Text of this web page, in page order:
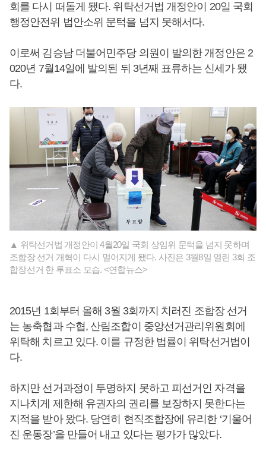
회를 다시 떠돌게 됐다. 위탁선거법 개정안이 20일 국회
행정안전위 법안소위 문턱을 넘지 못해서다.
이로써 김승남 더불어민주당 의원이 발의한 개정안은 2
020년 7월14일에 발의된 뒤 3년째 표류하는 신세가 됐
다.
▲ 위탁선거법 개정안이 4월20일 국회 상임위 문턱을 넘지 못하며
조합장 선거 개혁이 다시 멀어지게 됐다. 사진은 3월8일 열린 3회 조
합장선거 한 투표소 모습. <연합뉴스>
2015년 1회부터 올해 3월 3회까지 치러진 조합장 선거
는 농축협과 수협, 산림조합이 중앙선거관리위원회에
위탁해 치르고 있다. 이를 규정한 법률이 위탁선거법이
다.
하지만 선거과정이 투명하지 못하고 피선거인 자격을
지나치게 제한해 유권자의 권리를 보장하지 못한다는
지적을 받아 왔다. 당연히 현직조합장에 유리한 ‘기울어
진 운동장’을 만들어 내고 있다는 평가가 많았다.